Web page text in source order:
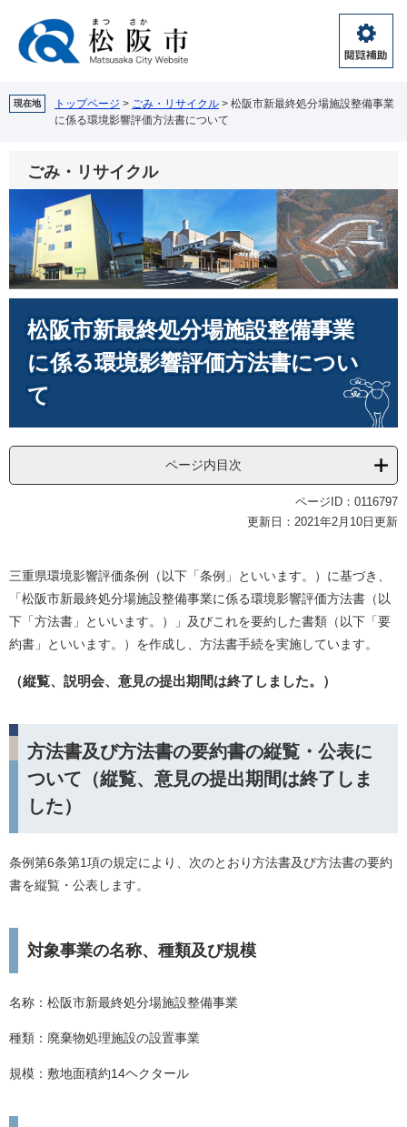
閲
覧
助
現在地 トップページ > ごみ・リサイクル > 松阪市新最終処分場施設整備事業
に係る環境影響評価方法書について
ごみ・リサイクル
松阪市新最終処分場施設整備事業
に係る環境影響評価方法書につい
て
ページ内目次
ページID：0116797
更新日：2021年2月10日更新
三重県環境影響評価条例（以下「条例」といいます。）に基づき、
「松阪市新最終処分場施設整備事業に係る環境影響評価方法書（以
下「方法書」といいます。）」及びこれを要約した書類（以下「要
約書」といいます。）を作成し、方法書手続を実施しています。
（縦覧、説明会、意見の提出期間は終了しました。）
方法書及び方法書の要約書の縦覧・公表に
ついて（縦覧、意見の提出期間は終了しま
した）
条例第6条第1項の規定により、次のとおり方法書及び方法書の要約
書を縦覧・公表します。
対象事業の名称、種類及び規模
名称：松阪市新最終処分場施設整備事業
種類：廃棄物処理施設の設置事業
規模：敷地面積約14ヘクタール